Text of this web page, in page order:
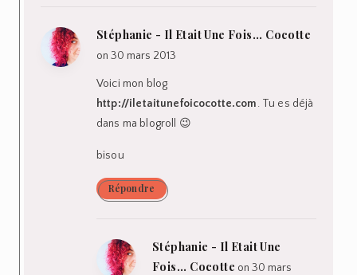
Stéphanie - Il Etait Une Fois... Cocotte
on 30 mars 2013
Voici mon blog
http://iletaitunefoicocotte.com. Tu es déjà
dans ma blogroll 😉
bisou
Répondre
Stéphanie - Il Etait Une
Fois... Cocotte on 30 mars